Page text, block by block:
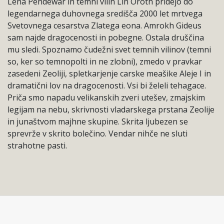
legendarnega duhovnega središča 2000 let mrtvega
Svetovnega cesarstva Zlatega eona. Amrokh Gideus
sam najde dragocenosti in pobegne. Ostala druščina
mu sledi. Spoznamo čudežni svet temnih vilinov (temni
so, ker so temnopolti in ne zlobni), zmedo v pravkar
zasedeni Zeoliji, spletkarjenje carske meašike Aleje I in
dramatični lov na dragocenosti. Vsi bi želeli tehagace.
Priča smo napadu velikanskih zveri utešev, zmajskim
legijam na nebu, skrivnosti vladarskega prstana Zeolije
in junaštvom majhne skupine. Skrita ljubezen se
sprevrže v skrito bolečino. Vendar nihče ne sluti
strahotne pasti.